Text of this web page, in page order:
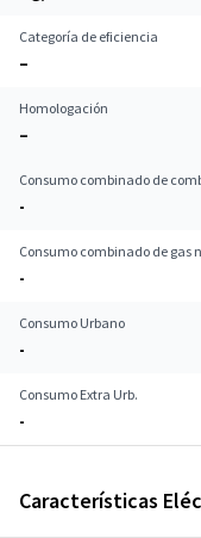
Categoría de eficiencia
–
Homologación
–
Consumo combinado de
-
Consumo combinado de gas
-
Consumo Urbano
-
Consumo Extra Urb.
-
Características